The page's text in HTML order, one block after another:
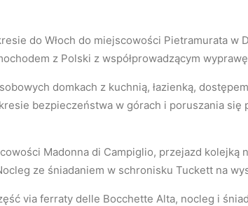
do Włoch do miejscowości Pietramurata
z Polski z współprowadzącym
domkach z kuchnią, łazienką,
bezpieczeństwa w górach i poruszania
Madonna di Campiglio, przejazd
ze śniadaniem w schronisku Tuckett na
via ferraty delle Bocchette Alta, nocleg i